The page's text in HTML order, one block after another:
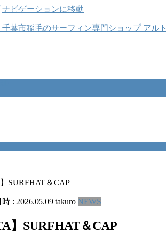
ナビゲーションに移動
SURFHAT＆CAP
: 2026.05.09 takuro NEWS
】SURFHAT＆CAP